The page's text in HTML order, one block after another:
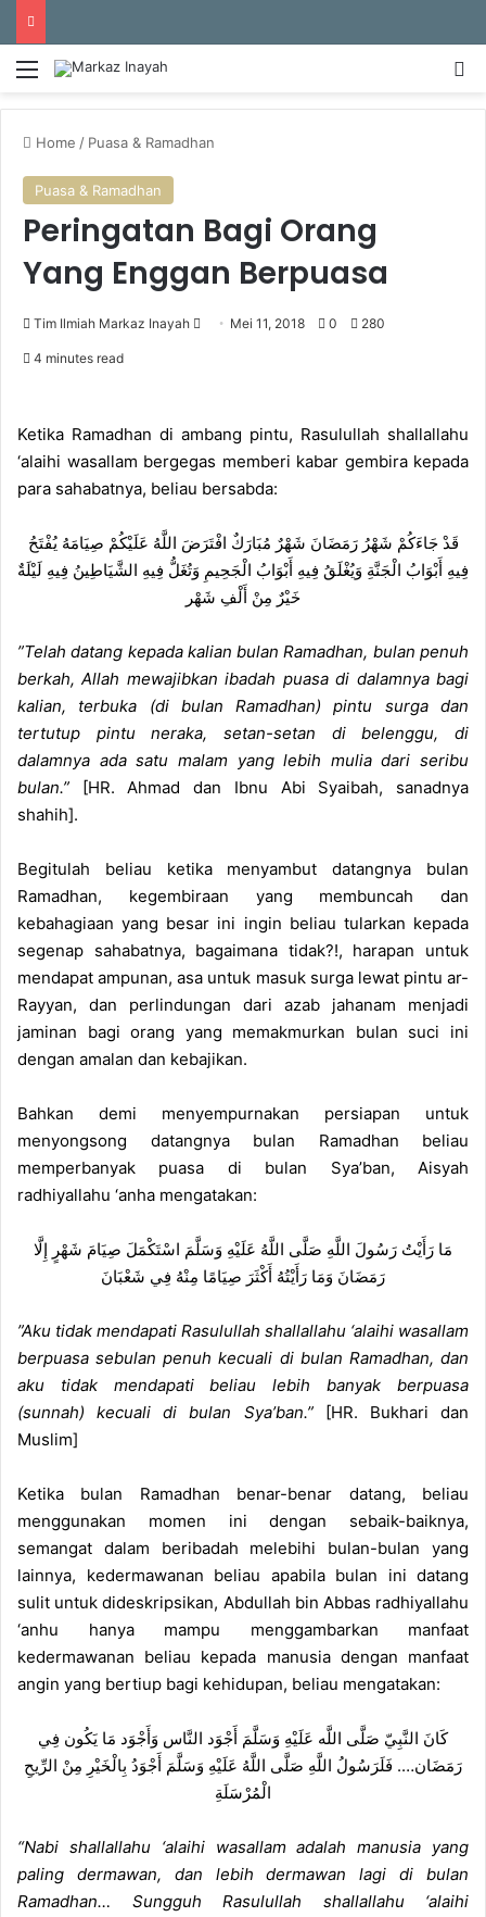
Menu
Home / Puasa & Ramadhan
Puasa & Ramadhan
Peringatan Bagi Orang
Yang Enggan Berpuasa
Tim Ilmiah Markaz Inayah
a
n
e
i
l
Mei 11, 2018 0 280
4 minutes read
Ketika Ramadhan di ambang pintu, Rasulullah shallallahu
‘alaihi wasallam bergegas memberi kabar gembira kepada
para sahabatnya, beliau bersabda:
قَدْ جَاءَكُمْ شَهْرُ رَمَضَانَ شَهْرٌ مُبَارَكٌ افْتَرَضَ اللَّهُ عَلَيْكُمْ صِيَامَهُ يُفْتَحُ
فِيهِ أَبْوَابُ الْجَنَّةِ وَيُغْلَقُ فِيهِ أَبْوَابُ الْجَحِيمِ وَتُغَلُّ فِيهِ الشَّيَاطِينُ فِيهِ لَيْلَةٌ
خَيْرٌ مِنْ أَلْفِ شَهْر
”Telah datang kepada kalian bulan Ramadhan, bulan penuh
berkah, Allah mewajibkan ibadah puasa di dalamnya bagi
kalian, terbuka (di bulan Ramadhan) pintu surga dan
tertutup pintu neraka, setan-setan di belenggu, di
dalamnya ada satu malam yang lebih mulia dari seribu
bulan.” [HR. Ahmad dan Ibnu Abi Syaibah, sanadnya
shahih].
Begitulah beliau ketika menyambut datangnya bulan
Ramadhan, kegembiraan yang membuncah dan
kebahagiaan yang besar ini ingin beliau tularkan kepada
segenap sahabatnya, bagaimana tidak?!, harapan untuk
mendapat ampunan, asa untuk masuk surga lewat pintu ar-
Rayyan, dan perlindungan dari azab jahanam menjadi
jaminan bagi orang yang memakmurkan bulan suci ini
dengan amalan dan kebajikan.
Bahkan demi menyempurnakan persiapan untuk
menyongsong datangnya bulan Ramadhan beliau
memperbanyak puasa di bulan Sya’ban, Aisyah
radhiyallahu ‘anha mengatakan:
مَا رَأَيْتُ رَسُولَ اللَّهِ صَلَّى اللَّهُ عَلَيْهِ وَسَلَّمَ اسْتَكْمَلَ صِيَامَ شَهْرٍ إِلَّا
رَمَضَانَ وَمَا رَأَيْتُهُ أَكْثَرَ صِيَامًا مِنْهُ فِي شَعْبَانَ
”Aku tidak mendapati Rasulullah shallallahu ‘alaihi wasallam
berpuasa sebulan penuh kecuali di bulan Ramadhan, dan
aku tidak mendapati beliau lebih banyak berpuasa
(sunnah) kecuali di bulan Sya’ban.”[HR. Bukhari dan
Muslim]
Ketika bulan Ramadhan benar-benar datang, beliau
menggunakan momen ini dengan sebaik-baiknya,
semangat dalam beribadah melebihi bulan-bulan yang
lainnya, kedermawanan beliau apabila bulan ini datang
sulit untuk dideskripsikan, Abdullah bin Abbas radhiyallahu
‘anhu hanya mampu menggambarkan manfaat
kedermawanan beliau kepada manusia dengan manfaat
angin yang bertiup bagi kehidupan, beliau mengatakan:
كَانَ النَّبِيّ صَلَّى اللَّه عَلَيْهِ وَسَلَّمَ أَجْوَد النَّاس وَأَجْوَد مَا يَكُون فِي
رَمَضَان…. فَلَرَسُولُ اللَّهِ صَلَّى اللَّهُ عَلَيْهِ وَسَلَّمَ أَجْوَدُ بِالْخَيْرِ مِنْ الرِّيحِ
الْمُرْسَلَةِ
“Nabi shallallahu ‘alaihi wasallam adalah manusia yang
paling dermawan, dan lebih dermawan lagi di bulan
Ramadhan… Sungguh Rasulullah shallallahu ‘alaihi